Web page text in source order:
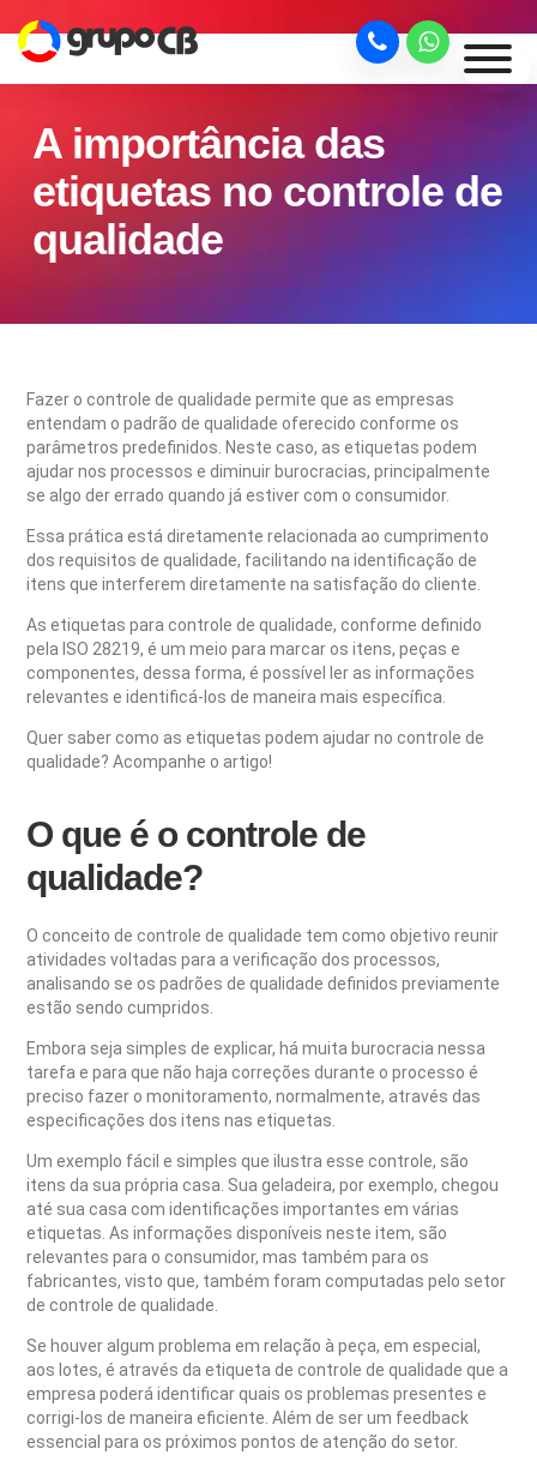
A importância das
etiquetas no controle de
qualidade
Fazer o controle de qualidade permite que as empresas
entendam o padrão de qualidade oferecido conforme os
parâmetros predefinidos. Neste caso, as etiquetas podem
ajudar nos processos e diminuir burocracias, principalmente
se algo der errado quando já estiver com o consumidor.
Essa prática está diretamente relacionada ao cumprimento
dos requisitos de qualidade, facilitando na identificação de
itens que interferem diretamente na satisfação do cliente.
As etiquetas para controle de qualidade, conforme definido
pela ISO 28219, é um meio para marcar os itens, peças e
componentes, dessa forma, é possível ler as informações
relevantes e identificá-los de maneira mais específica.
Quer saber como as etiquetas podem ajudar no controle de
qualidade? Acompanhe o artigo!
O que é o controle de
qualidade?
O conceito de controle de qualidade tem como objetivo reunir
atividades voltadas para a verificação dos processos,
analisando se os padrões de qualidade definidos previamente
estão sendo cumpridos.
Embora seja simples de explicar, há muita burocracia nessa
tarefa e para que não haja correções durante o processo é
preciso fazer o monitoramento, normalmente, através das
especificações dos itens nas etiquetas.
Um exemplo fácil e simples que ilustra esse controle, são
itens da sua própria casa. Sua geladeira, por exemplo, chegou
até sua casa com identificações importantes em várias
etiquetas. As informações disponíveis neste item, são
relevantes para o consumidor, mas também para os
fabricantes, visto que, também foram computadas pelo setor
de controle de qualidade.
Se houver algum problema em relação à peça, em especial,
aos lotes, é através da etiqueta de controle de qualidade que a
empresa poderá identificar quais os problemas presentes e
corrigi-los de maneira eficiente. Além de ser um feedback
essencial para os próximos pontos de atenção do setor.